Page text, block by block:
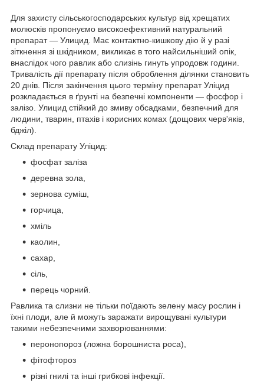
Для захисту сільськогосподарських культур від хрещатих
молюсків пропонуємо високоефективний натуральний
препарат — Улицид. Має контактно-кишкову дію й у разі
зіткнення зі шкідником, викликає в того найсильніший опік,
внаслідок чого равлик або слизінь гинуть упродовж години.
Тривалість дії препарату після оброблення ділянки становить
20 днів. Після закінчення цього терміну препарат Уліцид
розкладається в ґрунті на безпечні компоненти — фосфор і
залізо. Улицид стійкий до змиву обсадками, безпечний для
людини, тварин, птахів і корисних комах (дощових черв'яків,
бджіл).
Склад препарату Уліцид:
фосфат заліза
деревна зола,
зернова суміш,
горчица,
хміль
каолин,
сахар,
сіль,
перець чорний.
Равлика та слизни не тільки поїдають зелену масу рослин і
їхні плоди, але й можуть заражати вирощувані культури
такими небезпечними захворюваннями:
перонопороз (ложна борошниста роса),
фітофтороз
різні гнилі та інші грибкові інфекції.